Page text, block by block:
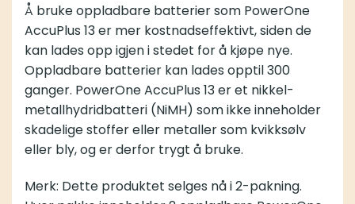
Å bruke oppladbare batterier som PowerOne
AccuPlus 13 er mer kostnadseffektivt, siden de
kan lades opp igjen i stedet for å kjøpe nye.
Oppladbare batterier kan lades opptil 300
ganger. PowerOne AccuPlus 13 er et nikkel-
metallhydridbatteri (NiMH) som ikke inneholder
skadelige stoffer eller metaller som kvikksølv
eller bly, og er derfor trygt å bruke.
Merk: Dette produktet selges nå i 2-pakning.